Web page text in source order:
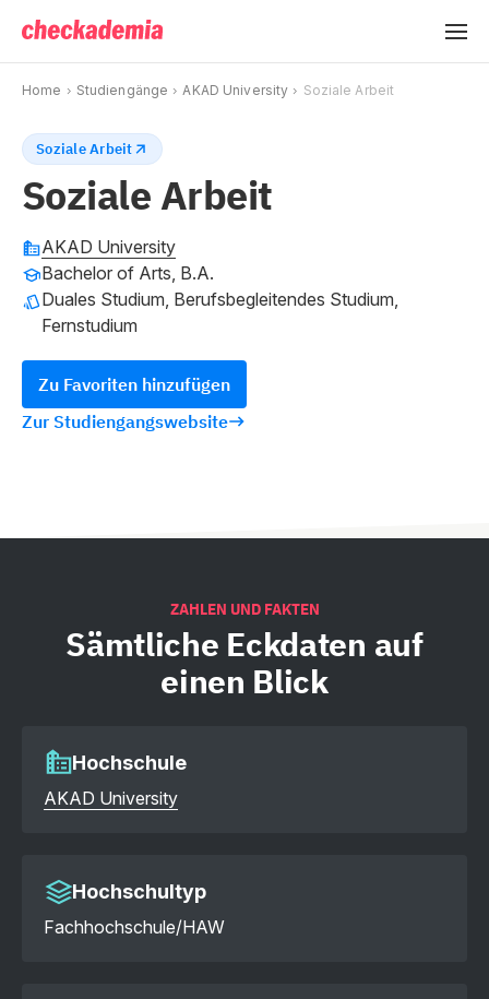
Home Studiengänge AKAD University Soziale Arbeit
Soziale Arbeit
Soziale Arbeit
AKAD University
Bachelor of Arts, B.A.
Duales Studium, Berufsbegleitendes Studium,
Fernstudium
Zu Favoriten hinzufügen
Zur Studiengangswebsite
ZAHLEN UND FAKTEN
Sämtliche Eckdaten auf
einen Blick
Hochschule
AKAD University
Hochschultyp
Fachhochschule/HAW